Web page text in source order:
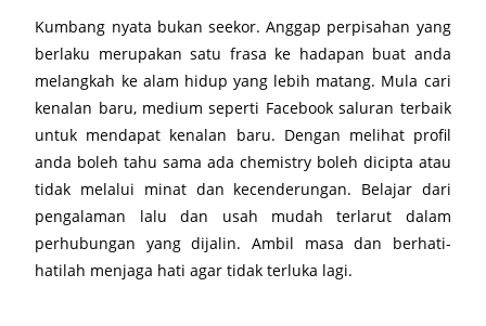
Kumbang nyata bukan seekor. Anggap perpisahan yang
berlaku merupakan satu frasa ke hadapan buat anda
melangkah ke alam hidup yang lebih matang. Mula cari
kenalan baru, medium seperti Facebook saluran terbaik
untuk mendapat kenalan baru. Dengan melihat profil
anda boleh tahu sama ada chemistry boleh dicipta atau
tidak melalui minat dan kecenderungan. Belajar dari
pengalaman lalu dan usah mudah terlarut dalam
perhubungan yang dijalin. Ambil masa dan berhati-
hatilah menjaga hati agar tidak terluka lagi.